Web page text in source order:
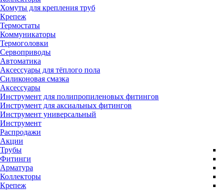
Хомуты для крепления труб
Крепеж
Термостаты
Коммуникаторы
Термоголовки
Сервоприводы
Автоматика
Аксессуары для тёплого пола
Силиконовая смазка
Аксессуары
Инструмент для полипропиленовых фитингов
Инструмент для аксиальных фитингов
Инструмент универсальный
Инструмент
Распродажи
Акции
Трубы
Фитинги
Арматура
Коллекторы
Крепеж